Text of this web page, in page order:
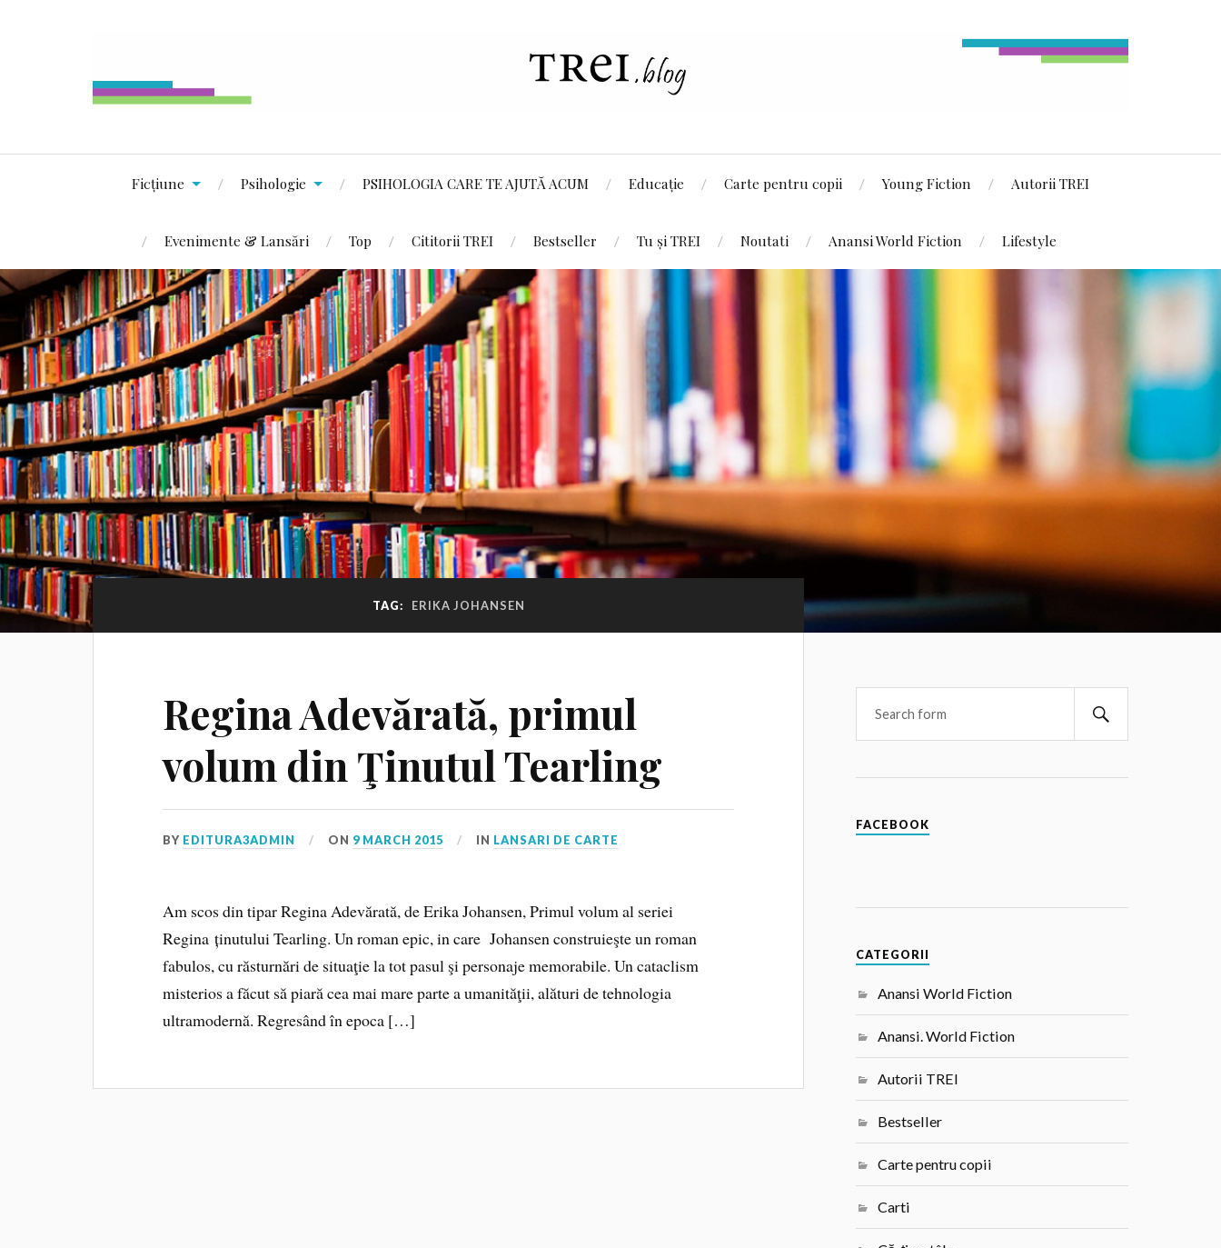
Ficțiune Psihologie PSIHOLOGIA CARE TE AJUTĂ ACUM Educație Carte pentru copii Young Fiction Autorii TREI
Evenimente & Lansări Top Cititorii TREI Bestseller Tu și TREI Noutati Anansi World Fiction Lifestyle
TAG: ERIKA JOHANSEN
Regina Adevărată, primul
volum din Ţinutul Tearling
BY EDITURA3ADMIN ON 9 MARCH 2015 IN LANSARI DE CARTE
Am scos din tipar Regina Adevărată, de Erika Johansen, Primul volum al seriei
Regina ținutului Tearling. Un roman epic, in care Johansen construieşte un roman
fabulos, cu răsturnări de situaţie la tot pasul şi personaje memorabile. Un cataclism
misterios a făcut să piară cea mai mare parte a umanităţii, alături de tehnologia
ultramodernă. Regresând în epoca […]
FACEBOOK
CATEGORII
Anansi World Fiction
Anansi. World Fiction
Autorii TREI
Bestseller
Carte pentru copii
Carti